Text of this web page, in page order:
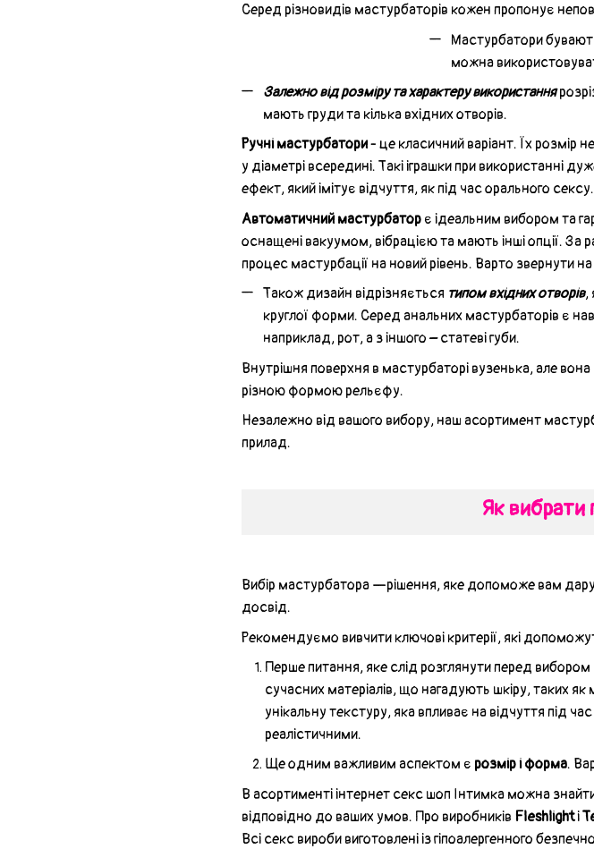
Серед різновидів мастурбаторів кожен пропонує
Мастурбатори
можна
Залежно від розміру та характеру використання
мають груди та кілька вхідних отворів.
Ручні мастурбатори- це класичний варіант. Їх розмір
у діаметрі всередині. Такі іграшки при використанні
ефект, який імітує відчуття, як під час орального
Автоматичний мастурбатор є ідеальним вибором та
оснащені вакуумом, вібрацією та мають інші опції. За
процес мастурбації на новий рівень. Варто звернути
Також дизайн відрізняється типом вхідних отворів,
круглої форми. Серед анальних мастурбаторів є
наприклад, рот, а з іншого – статеві губи.
Внутрішня поверхня в мастурбаторі вузенька, але
різною формою рельєфу.
Незалежно від вашого вибору, наш асортимент
прилад.
Як
Вибір мастурбатора —рішення, яке допоможе вам
досвід.
Рекомендуємо вивчити ключові критерії, які
Перше питання, яке слід розглянути перед
сучасних матеріалів, що нагадують шкіру, таких як
унікальну текстуру, яка впливає на відчуття під
реалістичними.
Ще одним важливим аспектом є розмір і форма.
В асортименті інтернет секс шоп Інтимка можна
відповідно до ваших умов. Про виробників Fleshlightі
Всі секс вироби виготовлені із гіпоалергенного